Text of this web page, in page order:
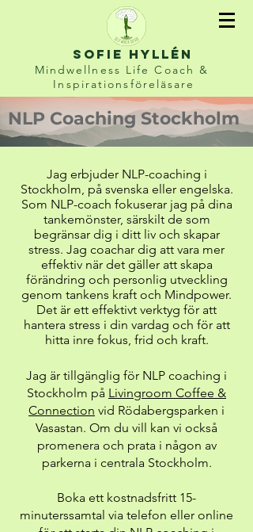
sofie hyllén
Mindwellness Life Coach &
Inspirationsföreläsare
NLP Coaching Stockholm
Jag erbjuder NLP-coaching i
Stockholm, på svenska eller engelska.
Som NLP-coach fokuserar jag på dina
tankemönster, särskilt de som
begränsar dig i ditt liv och skapar
stress. Jag coachar dig att vara mer
effektiv när det gäller att skapa
förändring och personlig utveckling
genom tankens kraft och Mindpower.
Det är ett effektivt verktyg för att
hantera stress i din vardag och för att
hitta inre fokus, frid och kraft.
Jag är tillgänglig för NLP coaching i
Stockholm på Livingroom Coffee &
Connection vid Rödabergsparken i
Vasastan. Om du vill kan vi också
promenera och prata i någon av
parkerna i centrala Stockholm.
Boka ett kostnadsfritt 15-
minuterssamtal via telefon eller online